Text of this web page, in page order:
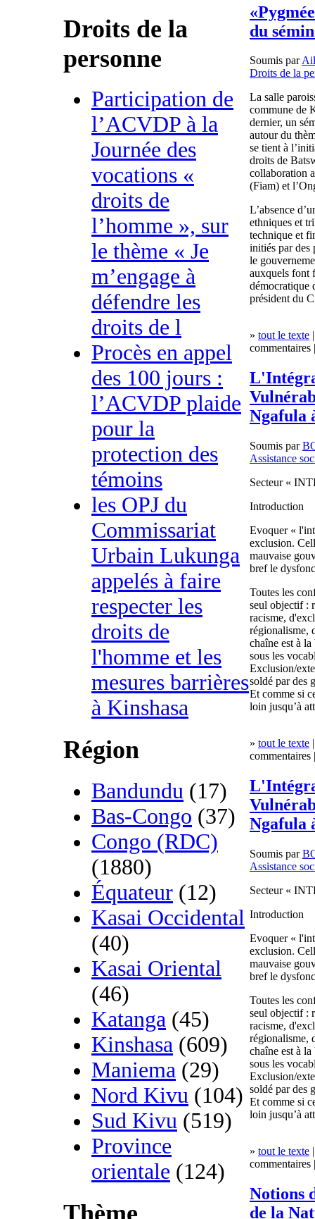
Droits de la
personne
Participation de
l’ACVDP à la
Journée des
vocations «
droits de
l’homme », sur
le thème « Je
m’engage à
défendre les
droits de l
Procès en appel
des 100 jours :
l’ACVDP plaide
pour la
protection des
témoins
les OPJ du
Commissariat
Urbain Lukunga
appelés à faire
respecter les
droits de
l'homme et les
mesures barrières
à Kinshasa
Région
Bandundu (17)
Bas-Congo (37)
Congo (RDC)
(1880)
Équateur (12)
Kasai Occidental
(40)
Kasai Oriental
(46)
Katanga (45)
Kinshasa (609)
Maniema (29)
Nord Kivu (104)
Sud Kivu (519)
Province
orientale (124)
du
Soumis par
Droits de la
La salle
commune de
dernier, un
autour du
se tient à
droits de
collaboration
(Fiam) et
L’absence
ethniques et
technique et
initiés par des
le
auxquels font
démocratique
président du
» tout le texte
commentaires
Ngafula
Soumis par
Assistance
Secteur «
Introduction
Evoquer «
exclusion.
mauvaise
bref le
Toutes les
seul objectif :
racisme,
régionalisme,
chaîne est à
sous les
Exclusion/
soldé par des
Et comme si
loin jusqu’à
» tout le texte
commentaires
Ngafula
Soumis par
Assistance
Secteur «
Introduction
Evoquer «
exclusion.
mauvaise
bref le
Toutes les
seul objectif :
racisme,
régionalisme,
chaîne est à
sous les
Exclusion/
soldé par des
Et comme si
loin jusqu’à
» tout le texte
commentaires
Notions
de la